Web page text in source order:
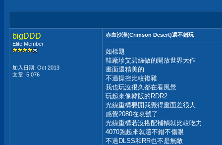
bigDDD
Elite Member
加入日期: Oct 2013
文章: 5,076
赤血沙漠(Crimson Desert)還不錯玩
如標題
韓廠珍艾碧絲做的開放世界大作
畫面還精美的
不過操控比較複雜
我也玩沒很久都在看風景
玩起來像韓版的RDR2
光線重構要開我覺得畫面差很大
感覺2080在哀號了
光線重構若沒搭配補幀就比較吃力
4070跑起來就還不錯不傷眼
不過DLSS和RR也不是無敵